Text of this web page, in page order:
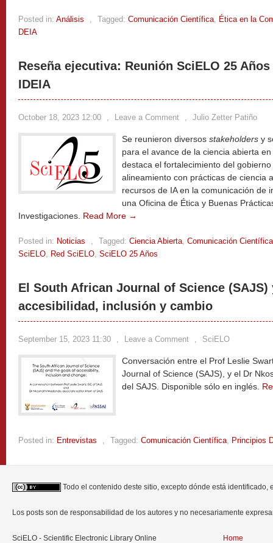
Posted in: Análisis , Tagged: Comunicación Científica, Ética en la
DEIA
Reseña ejecutiva: Reunión SciELO 25
IDEIA
October 18, 2023 12:00 , Leave a Comment , Julio Zetter Patiño
Se reunieron diversos stakeholders y
para el avance de la ciencia abierta
destaca el fortalecimiento del
alineamiento con prácticas de ciencia
recursos de IA en la comunicación de
una Oficina de Ética y Buenas
Investigaciones. Read More →
Posted in: Noticias , Tagged: Ciencia Abierta, Comunicación Científica
SciELO, Red SciELO, SciELO 25 Años
El South African Journal of Science
accesibilidad, inclusión y cambio
September 15, 2023 11:30 , Leave a Comment , SciELO
Conversación entre el Prof Leslie
Journal of Science (SAJS), y el Dr
del SAJS. Disponible sólo en inglés.
Posted in: Entrevistas , Tagged: Comunicación Científica, Principios
Todo el contenido deste sitio, excepto dónde está identificado,
Los posts son de responsabilidad de los autores y no necesariamente
SciELO - Scientific Electronic Library Online
Home